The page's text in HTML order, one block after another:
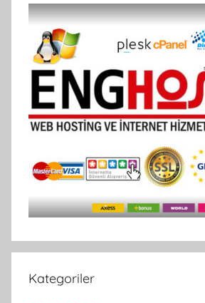
Kategoriler